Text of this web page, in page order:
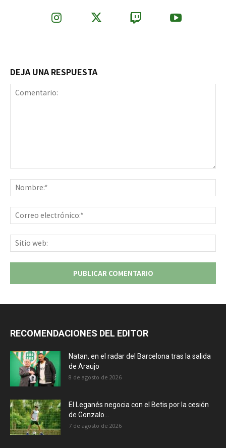
DEJA UNA RESPUESTA
RECOMENDACIONES DEL EDITOR
Natan, en el radar del Barcelona tras la salida
de Araujo
8 de agosto de 2026
El Leganés negocia con el Betis por la cesión
de Gonzalo...
7 de agosto de 2026